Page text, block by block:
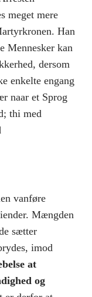
meget mere
Han
Mennesker kan
dersom
enkelte engang
naar et Sprog
thi med
vanføre
Mængden
sætter
imod
at
og